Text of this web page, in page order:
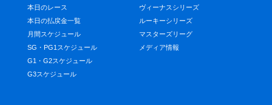
本日のレース
本日の払戻金一覧
月間スケジュール
SG・PG1スケジュール
G1・G2スケジュール
G3スケジュール
ヴィーナスシリーズ
ルーキーシリーズ
マスターズリーグ
メディア情報